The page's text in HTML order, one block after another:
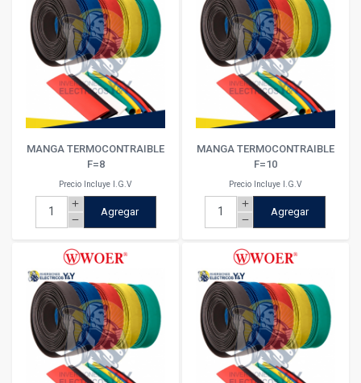
MANGA TERMOCONTRAIBLE
F=8
Precio Incluye I.G.V
add
remove
Agregar
MANGA TERMOCONTRAIBLE
F=10
Precio Incluye I.G.V
add
remove
Agregar